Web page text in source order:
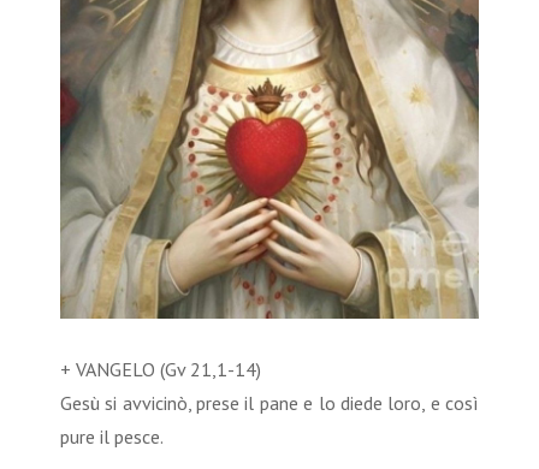
+ VANGELO (Gv 21,1-14)
Gesù si avvicinò, prese il pane e lo diede loro, e così
pure il pesce.